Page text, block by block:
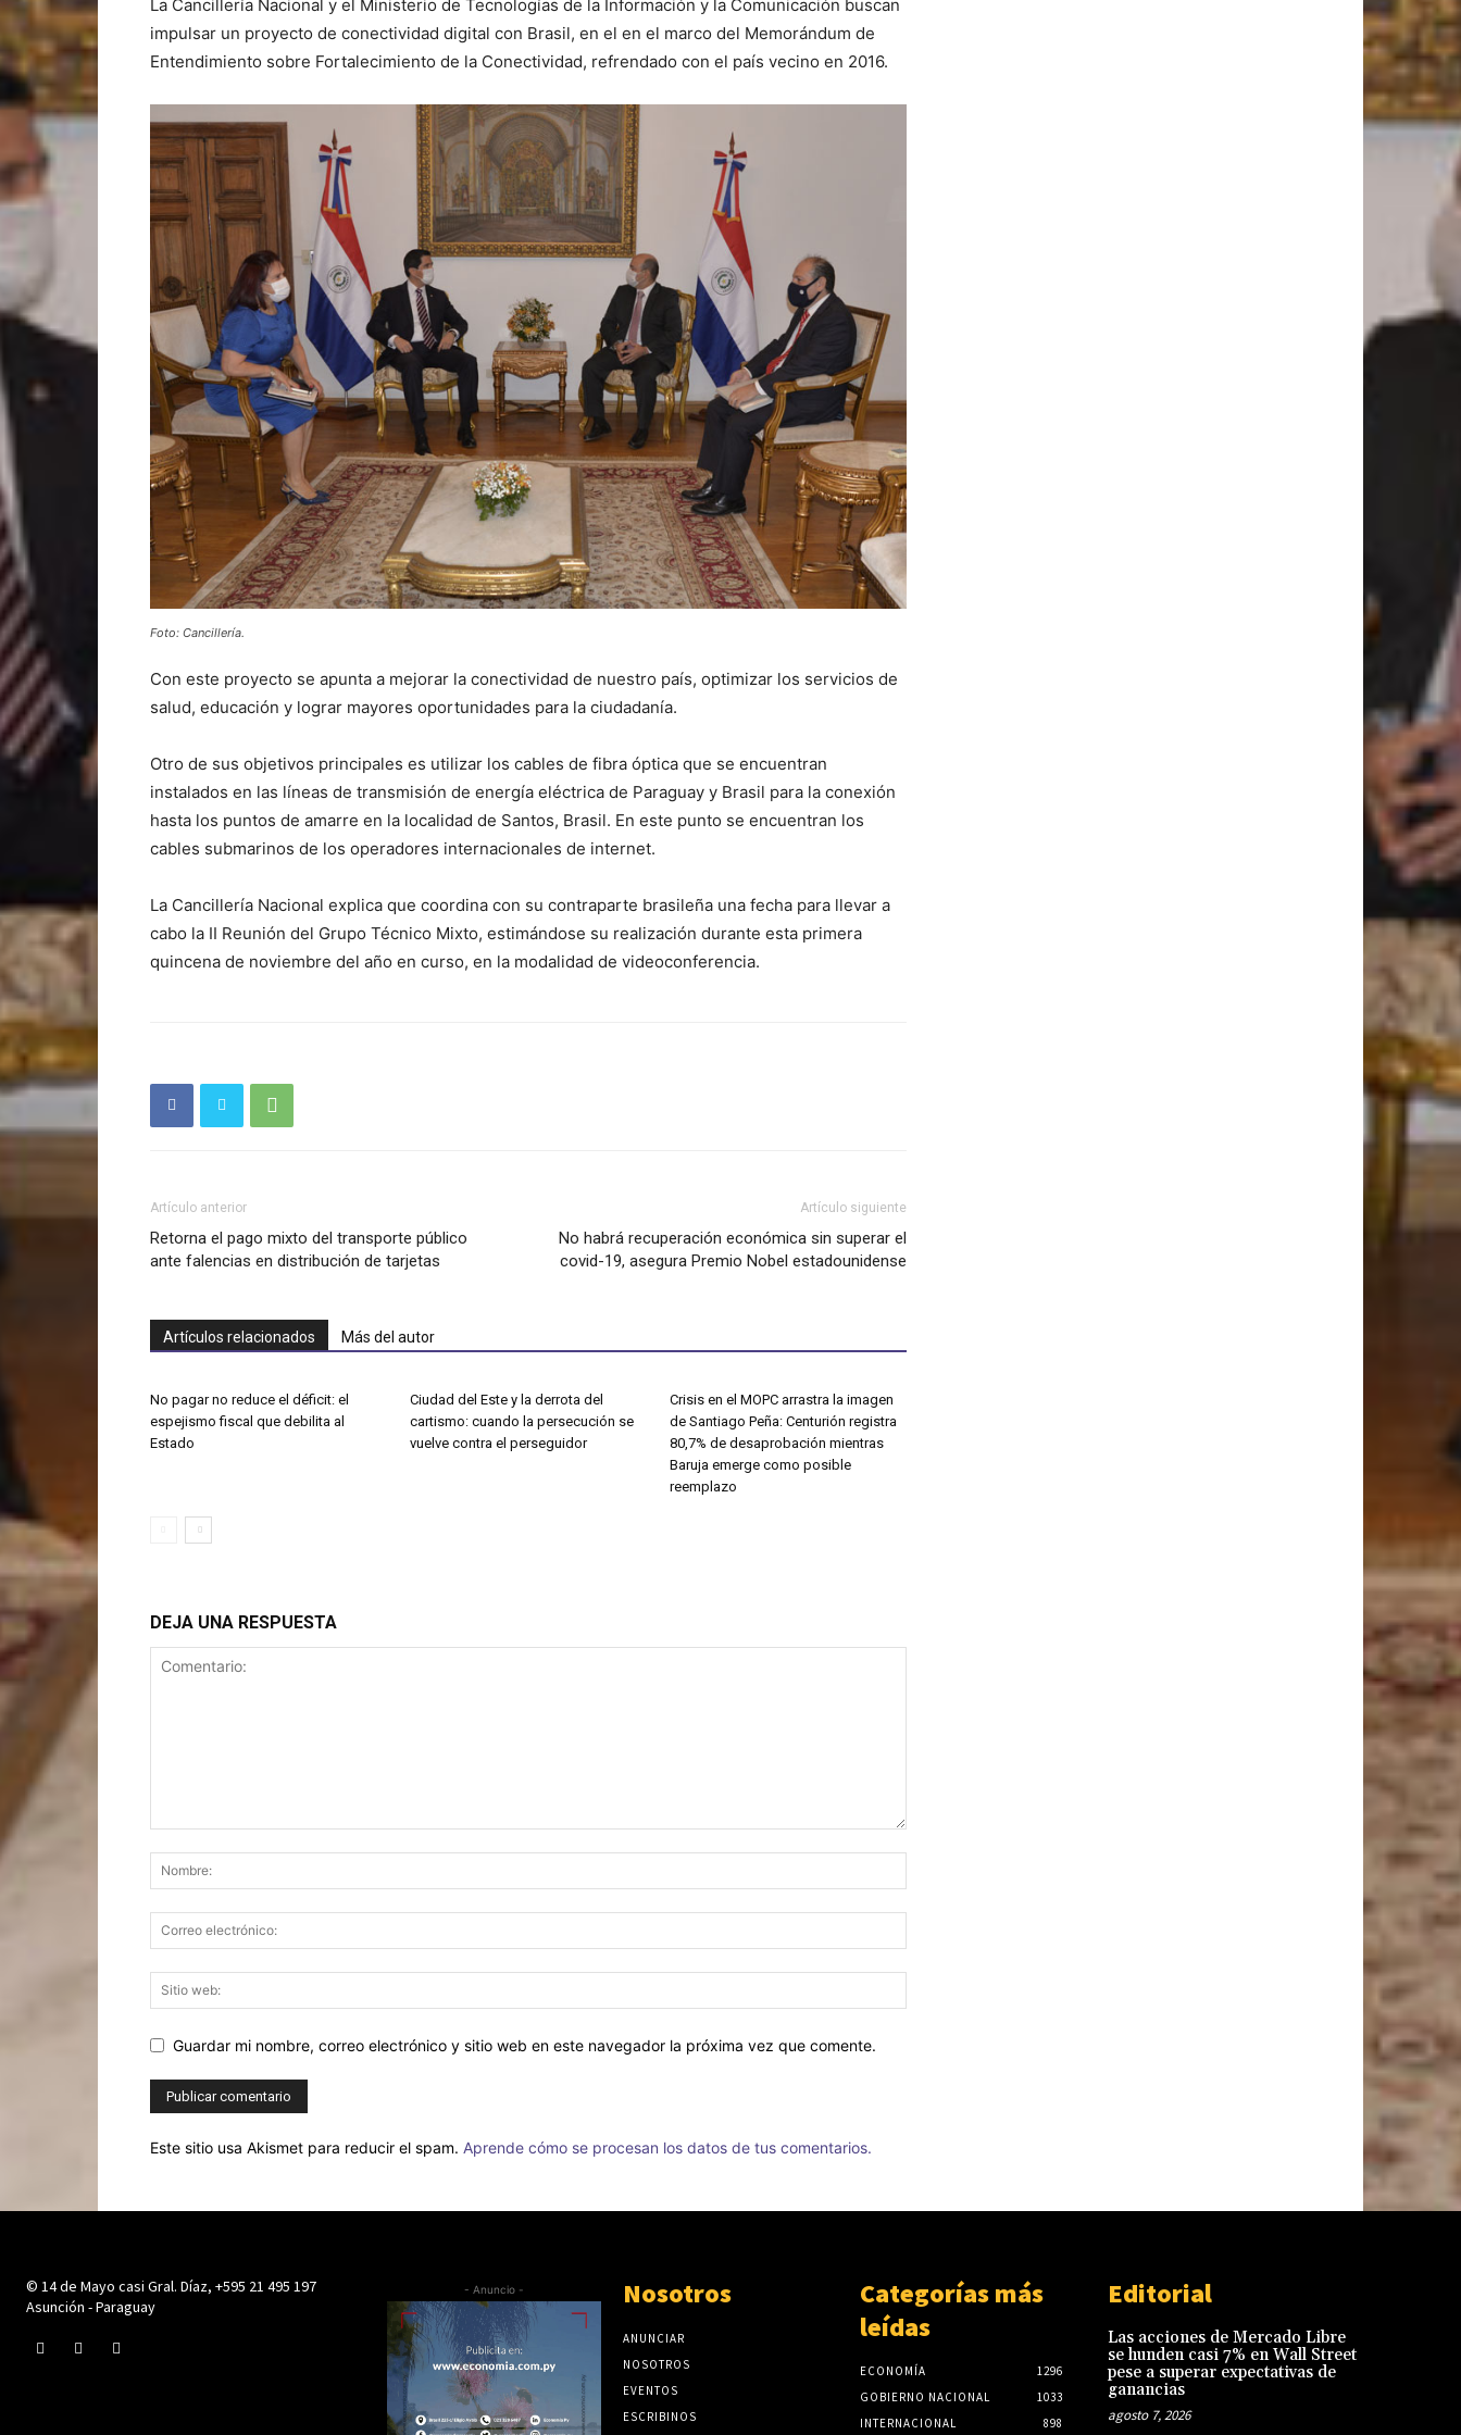
La Cancillería Nacional y el Ministerio de Tecnologías de la Información y la Comunicación buscan
impulsar un proyecto de conectividad digital con Brasil, en el en el marco del Memorándum de
Entendimiento sobre Fortalecimiento de la Conectividad, refrendado con el país vecino en 2016.
Foto: Cancillería.
Con este proyecto se apunta a mejorar la conectividad de nuestro país, optimizar los servicios de
salud, educación y lograr mayores oportunidades para la ciudadanía.
Otro de sus objetivos principales es utilizar los cables de fibra óptica que se encuentran
instalados en las líneas de transmisión de energía eléctrica de Paraguay y Brasil para la conexión
hasta los puntos de amarre en la localidad de Santos, Brasil. En este punto se encuentran los
cables submarinos de los operadores internacionales de internet.
La Cancillería Nacional explica que coordina con su contraparte brasileña una fecha para llevar a
cabo la II Reunión del Grupo Técnico Mixto, estimándose su realización durante esta primera
quincena de noviembre del año en curso, en la modalidad de videoconferencia.
Artículo anterior
Retorna el pago mixto del transporte público
ante falencias en distribución de tarjetas
Artículo siguiente
No habrá recuperación económica sin superar el
covid-19, asegura Premio Nobel estadounidense
Artículos relacionados Más del autor
No pagar no reduce el déficit: el
espejismo fiscal que debilita al
Estado
Ciudad del Este y la derrota del
cartismo: cuando la persecución se
vuelve contra el perseguidor
Crisis en el MOPC arrastra la imagen
de Santiago Peña: Centurión registra
80,7% de desaprobación mientras
Baruja emerge como posible
reemplazo
DEJA UNA RESPUESTA
Guardar mi nombre, correo electrónico y sitio web en este navegador la próxima vez que comente.
Este sitio usa Akismet para reducir el spam. Aprende cómo se procesan los datos de tus comentarios.
© 14 de Mayo casi Gral. Díaz, +595 21 495 197
Asunción - Paraguay
- Anuncio - Nosotros
ANUNCIAR
NOSOTROS
EVENTOS
ESCRIBINOS
Categorías más
leídas
ECONOMÍA
1296
GOBIERNO NACIONAL
1033
INTERNACIONAL
898
Editorial
Las acciones de Mercado Libre
se hunden casi 7% en Wall Street
pese a superar expectativas de
ganancias
agosto 7, 2026